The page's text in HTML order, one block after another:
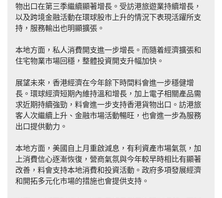
物出口在第三季繼續顯著增長。受訪港旅遊業持續增長，
以及跨境金融活動在環球股市上升的情況下表現活躍所支
持，服務輸出也明顯擴張。
本地方面，私人消費開支進一步增長。而隨着經濟擴張和
住宅物業市場回穩，整體投資開支升幅加快。
展望未來，香港經濟在今年餘下時間料會進一步穩健增
長。環球經濟短期內維持溫和增長，加上電子相關產品需
求近期持續強勁，料會進一步支持香港貨物出口。訪港旅
客人次繼續上升、金融市場活動暢旺，也會進一步為服務
出口提供動力。
本地方面，美國自上月重啟減息，有利資產市場氣氛，加
上消費信心逐漸恢復，營商氣氛與今年較早時相比有顯著
改善，料會支持本地消費和投資活動。政府多項發展經濟
和開拓多元化市場的措施也會提供支持。